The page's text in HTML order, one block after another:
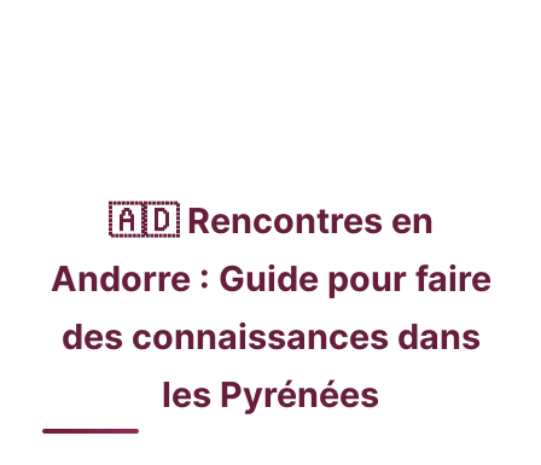
🇦🇩 Rencontres en
Andorre : Guide pour faire
des connaissances dans
les Pyrénées